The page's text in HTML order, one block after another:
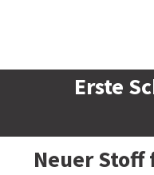
Erste
Neuer